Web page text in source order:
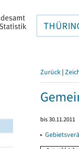
Zurück |
bis 30.11.2011
▸